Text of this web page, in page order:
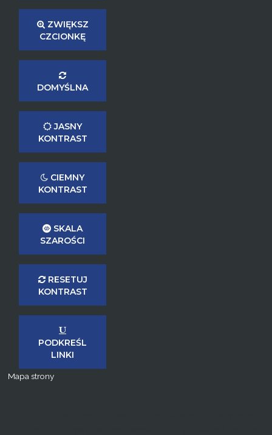
ZWIĘKSZ
CZCIONKĘ
DOMYŚLNA
JASNY
KONTRAST
CIEMNY
KONTRAST
SKALA
SZAROŚCI
RESETUJ
KONTRAST
PODKREŚL
LINKI
Mapa strony